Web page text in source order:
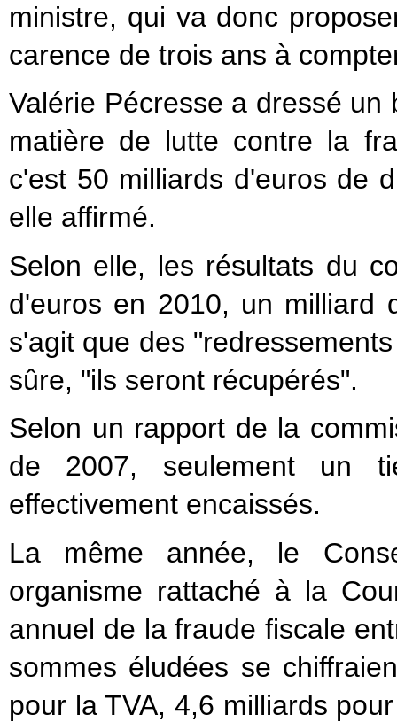
ministre, qui va donc
carence de trois ans à
Valérie Pécresse a dressé
matière de lutte contre la
c'est 50 milliards d'euros de
elle affirmé.
Selon elle, les résultats du
d'euros en 2010, un milliard
s'agit que des
sûre, "ils seront récupérés".
Selon un rapport de la
de 2007, seulement un
effectivement encaissés.
La même année, le
organisme rattaché à la
annuel de la fraude fiscale
sommes éludées se
pour la TVA, 4,6 milliards